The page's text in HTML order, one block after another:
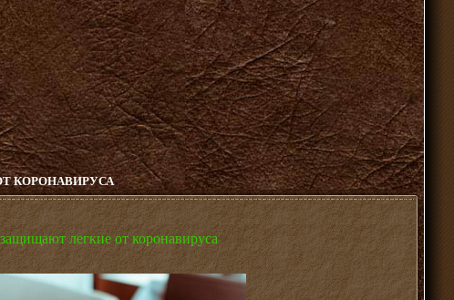
КОРОНАВИРУСА
легкие от коронавируса